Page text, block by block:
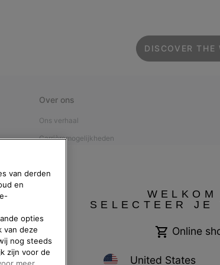
DISCOVER THE
Over ons
Ons verhaal
Carrièremogelijkheden
Affiliateprogramma
Handleiding schoenverzorgingSELECTEER JE
Online
United States
van derden
en
opties
van deze
nog steeds
zijn voor de